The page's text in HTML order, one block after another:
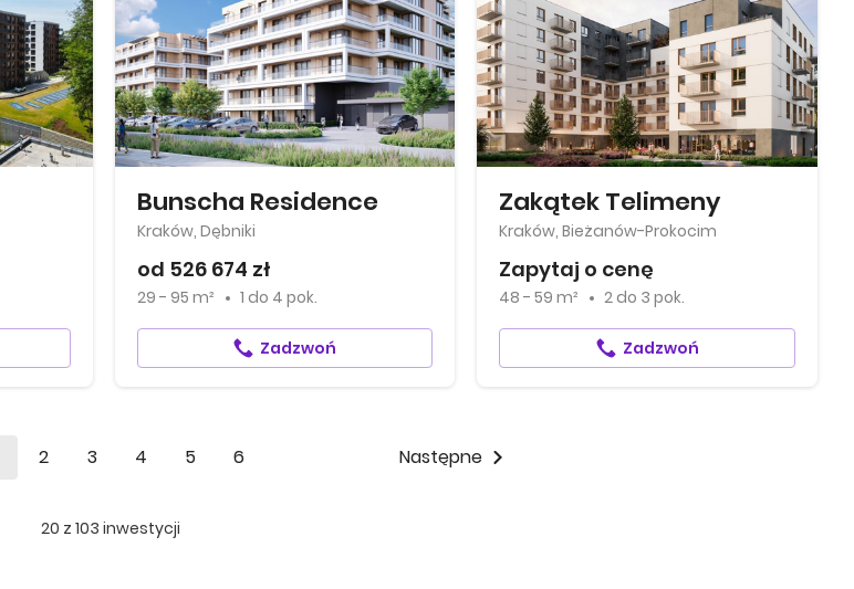
Bunscha Residence
Kraków, Dębniki
od 526 674 zł
29 - 95 m² 1 do 4 pok.
Zadzwoń
Zakątek Telimeny
Kraków, Bieżanów-Prokocim
Zapytaj o cenę
48 - 59 m² 2 do 3 pok.
Zadzwoń
2 3 4 5 6 Następne
20 z 103 inwestycji